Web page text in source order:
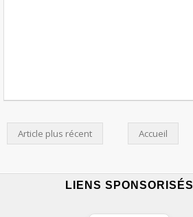
Article plus récent Accueil
LIENS SPONSORISÉS